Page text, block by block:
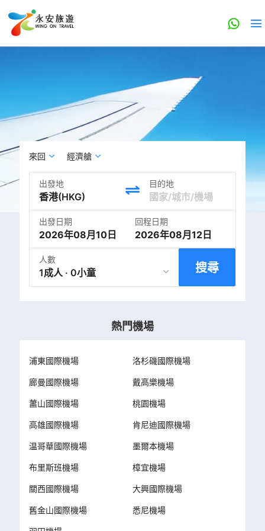
來回 經濟艙
出發地 目的地
出發日期
2026年08月10日
回程日期
2026年08月12日
人數
1成人 · 0小童 搜尋
熱門機場
浦東國際機場 洛杉磯國際機場
廊曼國際機場 戴高樂機場
蕭山國際機場 桃園機場
高雄國際機場 肯尼迪國際機場
温哥華國際機場 墨爾本機場
布里斯班機場 樟宜機場
關西國際機場 大興國際機場
舊金山國際機場 悉尼機場